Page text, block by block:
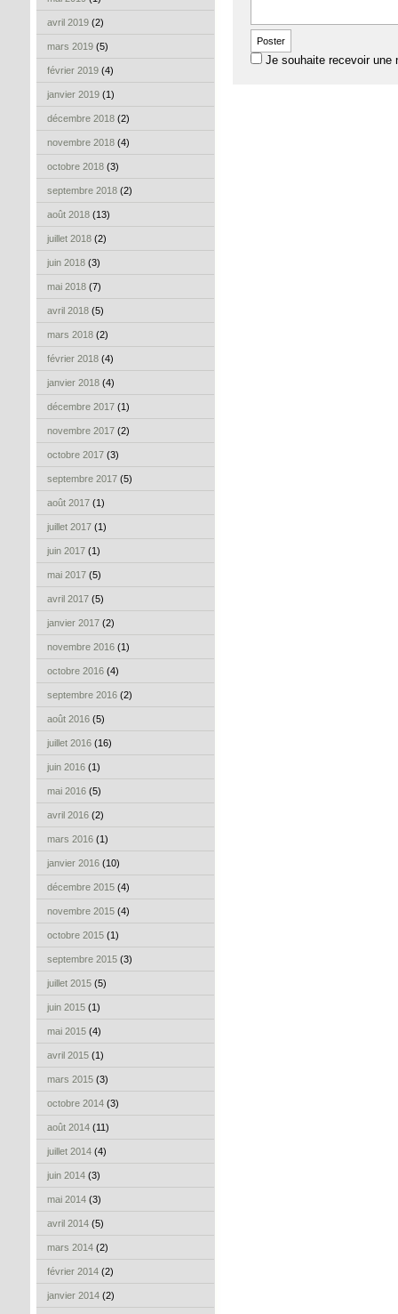
avril 2019 (2)
mars 2019 (5)
février 2019 (4)
janvier 2019 (1)
décembre 2018 (2)
novembre 2018 (4)
octobre 2018 (3)
septembre 2018 (2)
août 2018 (13)
juillet 2018 (2)
juin 2018 (3)
mai 2018 (7)
avril 2018 (5)
mars 2018 (2)
février 2018 (4)
janvier 2018 (4)
décembre 2017 (1)
novembre 2017 (2)
octobre 2017 (3)
septembre 2017 (5)
août 2017 (1)
juillet 2017 (1)
juin 2017 (1)
mai 2017 (5)
avril 2017 (5)
janvier 2017 (2)
novembre 2016 (1)
octobre 2016 (4)
septembre 2016 (2)
août 2016 (5)
juillet 2016 (16)
juin 2016 (1)
mai 2016 (5)
avril 2016 (2)
mars 2016 (1)
janvier 2016 (10)
décembre 2015 (4)
novembre 2015 (4)
octobre 2015 (1)
septembre 2015 (3)
juillet 2015 (5)
juin 2015 (1)
mai 2015 (4)
avril 2015 (1)
mars 2015 (3)
octobre 2014 (3)
août 2014 (11)
juillet 2014 (4)
juin 2014 (3)
mai 2014 (3)
avril 2014 (5)
mars 2014 (2)
février 2014 (2)
janvier 2014 (2)
Je souhaite recevoir une